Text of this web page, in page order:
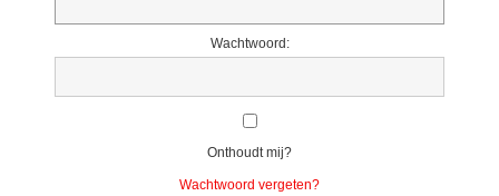
Wachtwoord:
Onthoudt mij?
Wachtwoord vergeten?